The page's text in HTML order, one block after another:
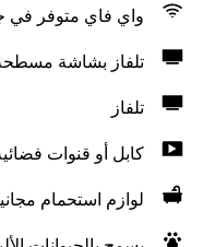
واي فاي متوفر في
تلفاز بشاشة
تلفاز
كابل أو قنوات
لوازم استحمام